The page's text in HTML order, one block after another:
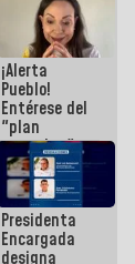
gobernadores
planes de
recuperación
del Sistema
Eléctrico
Nacional
¡Alerta
Pueblo!
Entérese del
"plan
enjambre"
de La Sayo
para
sabotear el
diálogo y
promover el
Presidenta
Encargada
designa